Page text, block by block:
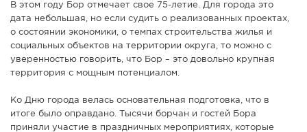
В этом году Бор отмечает свое 75-летие. Для города это
дата небольшая, но если судить о реализованных проектах,
о состоянии экономики, о темпах строительства жилья и
социальных объектов на территории округа, то можно с
уверенностью говорить, что Бор – это довольно крупная
территория с мощным потенциалом.
Ко Дню города велась основательная подготовка, что в
итоге было оправдано. Тысячи борчан и гостей Бора
приняли участие в праздничных мероприятиях, которые